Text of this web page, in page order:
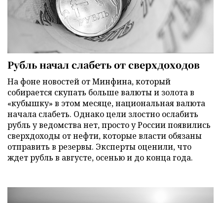
Рубль начал слабеть от сверхдоходов
На фоне новостей от Минфина, который
собирается скупать больше валюты и золота в
«кубышку» в этом месяце, национальная валюта
начала слабеть. Однако цели злостно ослабить
рубль у ведомства нет, просто у России появились
сверхдоходы от нефти, которые власти обязаны
отправить в резервы. Эксперты оценили, что
ждет рубль в августе, осенью и до конца года.